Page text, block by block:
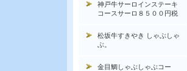
神戸牛サーロインステーキ
コースサーロ８５００円税
松坂牛すきやき しゃぶしゃ
ぶ。
金目鯛しゃぶしゃぶコー